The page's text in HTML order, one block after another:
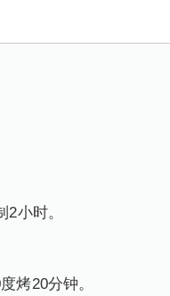
小时。
烤20分钟。